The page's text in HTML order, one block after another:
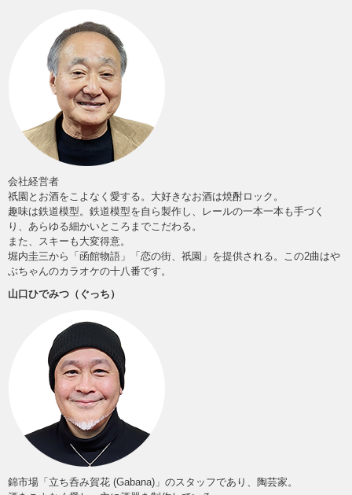
会社経営者
祇園とお酒をこよなく愛する。大好きなお酒は焼酎ロック。
趣味は鉄道模型。鉄道模型を自ら製作し、レールの一本一本も手づく
り、あらゆる細かいところまでこだわる。
また、スキーも大変得意。
堀内圭三から「函館物語」「恋の街、祇園」を提供される。この2曲はや
ぶちゃんのカラオケの十八番です。
山口ひでみつ（ぐっち）
錦市場「立ち呑み賀花 (Gabana)」のスタッフであり、陶芸家。